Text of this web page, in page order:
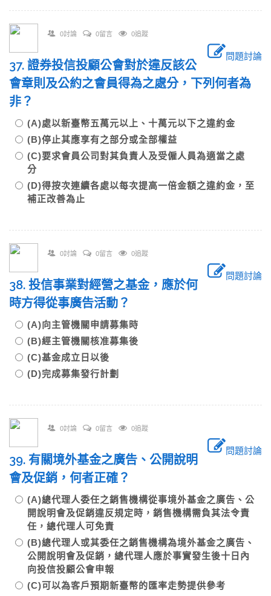
0討論 0留言 0追蹤
問題討論
37. 證券投信投顧公會對於違反該公
會章則及公約之會員得為之處分，下列何者為
非？
(A)處以新臺幣五萬元以上、十萬元以下之違約金
(B)停止其應享有之部分或全部權益
(C)要求會員公司對其負責人及受僱人員為適當之處
分
(D)得按次連續各處以每次提高一倍金額之違約金，至
補正改善為止
0討論 0留言 0追蹤
問題討論
38. 投信事業對經營之基金，應於何
時方得從事廣告活動？
(A)向主管機關申請募集時
(B)經主管機關核准募集後
(C)基金成立日以後
(D)完成募集發行計劃
0討論 0留言 0追蹤
問題討論
39. 有關境外基金之廣告、公開說明
會及促銷，何者正確？
(A)總代理人委任之銷售機構從事境外基金之廣告、公
開說明會及促銷違反規定時，銷售機構需負其法令責
任，總代理人可免責
(B)總代理人或其委任之銷售機構為境外基金之廣告、
公開說明會及促銷，總代理人應於事實發生後十日內
向投信投顧公會申報
(C)可以為客戶預期新臺幣的匯率走勢提供參考